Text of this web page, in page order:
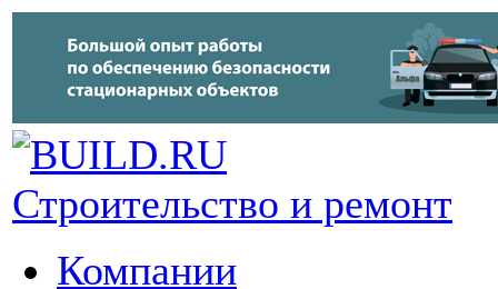
Строительство и ремонт
Компании